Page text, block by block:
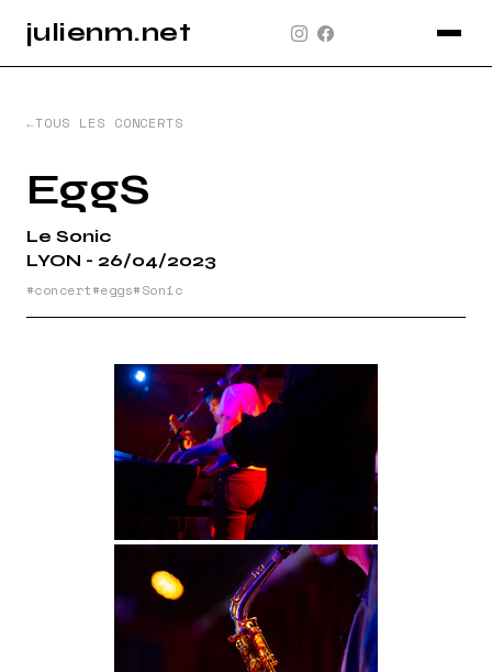
julienm.net
CONCERT
GLASTONBURY
SPORT
INFO
PLAN DU SITE
TOUS LES CONCERTS
EggS
Le Sonic
LYON - 26/04/2023
concert eggs Sonic